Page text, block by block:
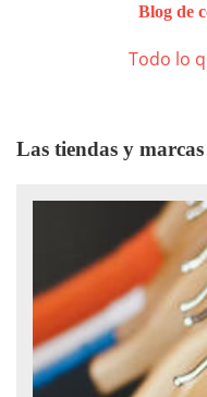
Blog de
Todo lo
Las tiendas y